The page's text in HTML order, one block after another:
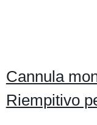
Cannula
Riempitivo